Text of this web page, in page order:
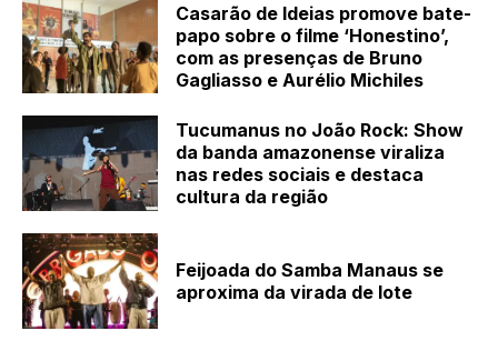
Casarão de Ideias promove bate-
papo sobre o filme ‘Honestino’,
com as presenças de Bruno
Gagliasso e Aurélio Michiles
Tucumanus no João Rock: Show
da banda amazonense viraliza
nas redes sociais e destaca
cultura da região
Feijoada do Samba Manaus se
aproxima da virada de lote